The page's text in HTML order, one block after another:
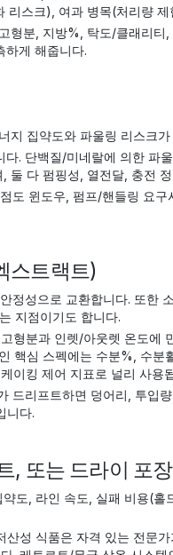
리스크), 여과 병목(처리량 제
형분, 지방%, 탁도/클래리티
하게 해줍니다.
집약도와 파울링 리스크
. 단백질/미네랄에 의한 파
둘 다 펌핑성, 열전달, 충전
도 윈도우, 펌프/핸들링 요
스트랙트)
정성으로 교환합니다. 또한
지점이기도 합니다.
형분과 인렛/아웃렛 온도에
핵심 스펙에는 수분%, 수분
이킹 제어 지표로 널리 사용
드리프트하면 덩어리, 투입
니다.
, 또는 드라이 포
도, 라인 속도, 실패 비용(홀
성 식품은 자격 있는 전문